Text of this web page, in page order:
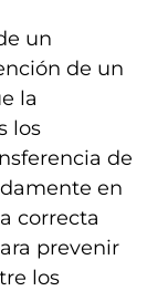
un
de un
la
los
de
en
correcta
prevenir
los